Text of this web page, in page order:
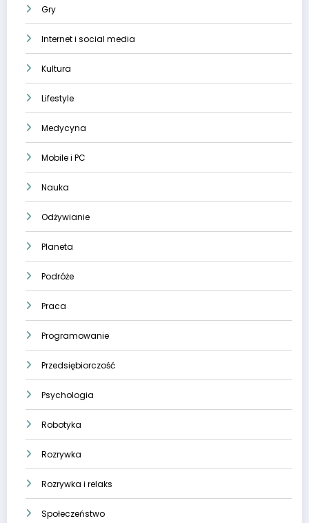
Gry
Internet i social media
Kultura
Lifestyle
Medycyna
Mobile i PC
Nauka
Odżywianie
Planeta
Podróże
Praca
Programowanie
Przedsiębiorczość
Psychologia
Robotyka
Rozrywka
Rozrywka i relaks
Społeczeństwo